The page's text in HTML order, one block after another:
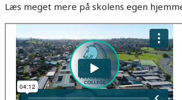
Læs meget mere på skolens egen